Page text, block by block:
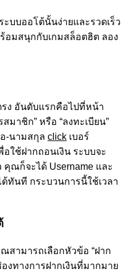
ะบบออโต้นั้นง่ายและรวดเร็ว
อมสนุกกับเกมสล็อตฮิต ลอง
ง อันดับแรกคือไปที่หน้า
มาชิก” หรือ “ลงทะเบียน”
-นามสกุล click เบอร์
ใช้ฝากถอนเงิน ระบบจะ
ณก็จะได้ Username และ
ทันที กระบวนการนี้ใช้เวลา
สามารถเลือกหัวข้อ “ฝาก
งทางการฝากเงินที่มากมาย